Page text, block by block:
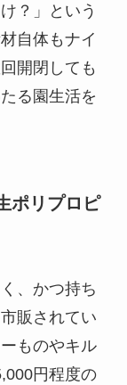
？」という
自体もナイ
開閉しても
る園生活を
ポリプロピ
、かつ持ち
販されてい
ものやキル
円程度の